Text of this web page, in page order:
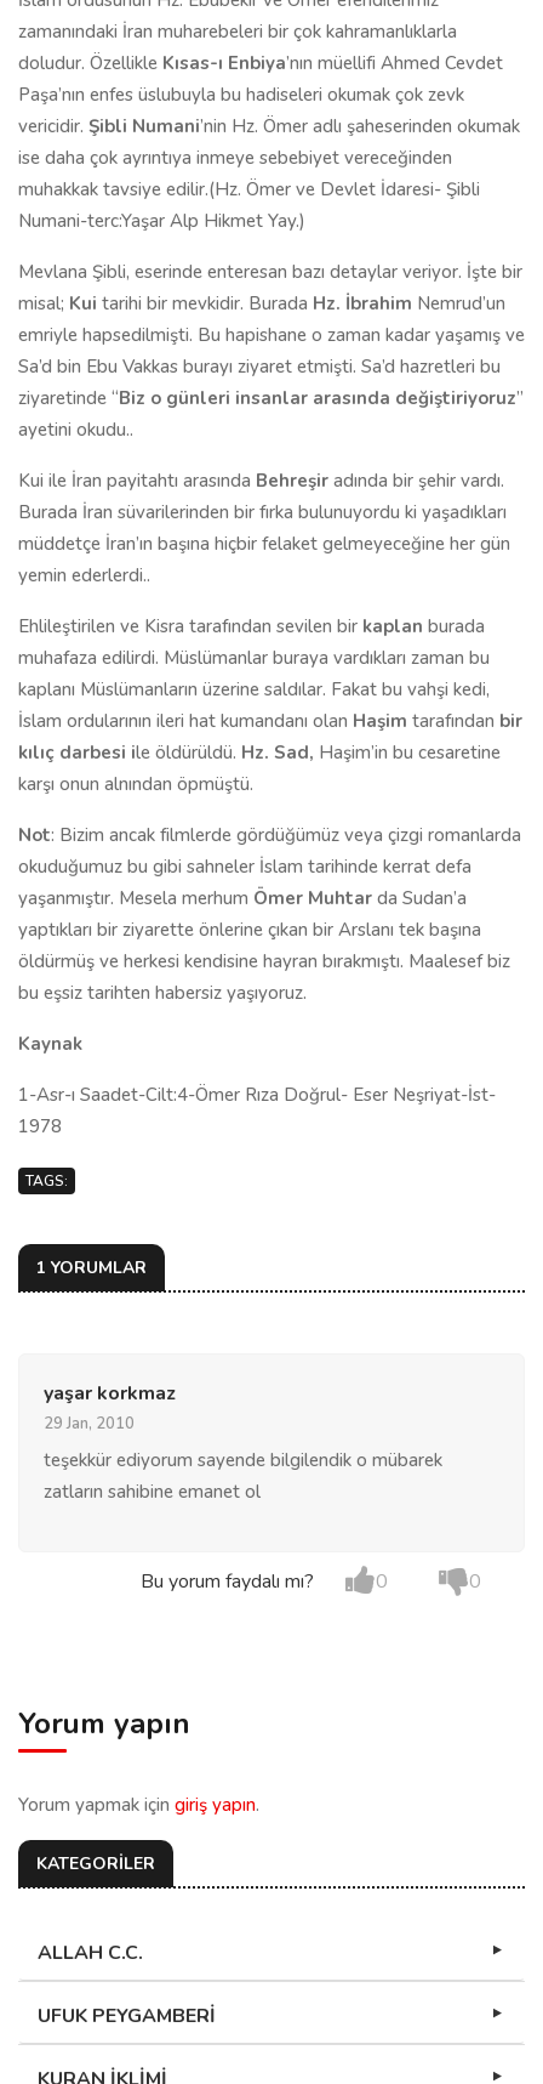
zamanındaki İran muharebeleri bir çok kahramanlıklarla
doludur. Özellikle Kısas-ı Enbiya’nın müellifi Ahmed Cevdet
Paşa’nın enfes üslubuyla bu hadiseleri okumak çok zevk
vericidir. Şibli Numani’nin Hz. Ömer adlı şaheserinden okumak
ise daha çok ayrıntıya inmeye sebebiyet vereceğinden
muhakkak tavsiye edilir.(Hz. Ömer ve Devlet İdaresi- Şibli
Numani-terc:Yaşar Alp Hikmet Yay.)
Mevlana Şibli, eserinde enteresan bazı detaylar veriyor. İşte bir
misal; Kui tarihi bir mevkidir. Burada Hz. İbrahim Nemrud’un
emriyle hapsedilmişti. Bu hapishane o zaman kadar yaşamış ve
Sa’d bin Ebu Vakkas burayı ziyaret etmişti. Sa’d hazretleri bu
ziyaretinde “Biz o günleri insanlar arasında değiştiriyoruz”
ayetini okudu..
Kui ile İran payitahtı arasında Behreşir adında bir şehir vardı.
Burada İran süvarilerinden bir fırka bulunuyordu ki yaşadıkları
müddetçe İran’ın başına hiçbir felaket gelmeyeceğine her gün
yemin ederlerdi..
Ehlileştirilen ve Kisra tarafından sevilen bir kaplan burada
muhafaza edilirdi. Müslümanlar buraya vardıkları zaman bu
kaplanı Müslümanların üzerine saldılar. Fakat bu vahşi kedi,
İslam ordularının ileri hat kumandanı olan Haşim tarafından bir
kılıç darbesi ile öldürüldü. Hz. Sad, Haşim’in bu cesaretine
karşı onun alnından öpmüştü.
Not: Bizim ancak filmlerde gördüğümüz veya çizgi romanlarda
okuduğumuz bu gibi sahneler İslam tarihinde kerrat defa
yaşanmıştır. Mesela merhum Ömer Muhtar da Sudan’a
yaptıkları bir ziyarette önlerine çıkan bir Arslanı tek başına
öldürmüş ve herkesi kendisine hayran bırakmıştı. Maalesef biz
bu eşsiz tarihten habersiz yaşıyoruz.
Kaynak
1-Asr-ı Saadet-Cilt:4-Ömer Rıza Doğrul- Eser Neşriyat-İst-
1978
TAGS:
1 YORUMLAR
yaşar korkmaz
29 Jan, 2010
teşekkür ediyorum sayende bilgilendik o mübarek
zatların sahibine emanet ol
Bu yorum faydalı mı? 0 0
Yorum yapın
Yorum yapmak için giriş yapın.
KATEGORİLER
ALLAH C.C.
UFUK PEYGAMBERİ